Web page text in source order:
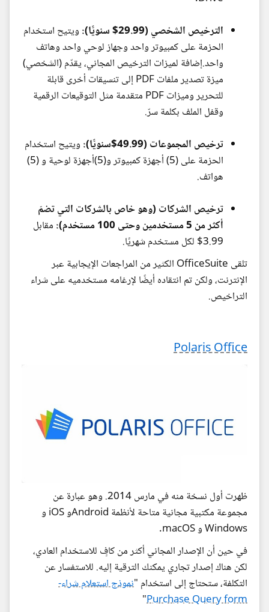
الترخيص الشخصي (29.99$ سنويًّا):
ويتيح استخدام
الحزمة على كمبيوتر واحد وجهاز لوحي واحد وهاتف
واحد.إضافة لميزات الترخيص المجاني، يقدّم (الشخصي)
ميزة تصدير ملفات PDF إلى تنسيقات أخرى قابلة
للتحرير وميزات PDF متقدمة مثل التوقيعات الرقمية
وقفل الملف بكلمة سرّ.
ترخيص المجموعات (49.99$سنويًّا):
ويتيح استخدام
الحزمة على (5) أجهزة كمبيوتر و(5)أجهزة لوحية و (5)
هواتف.
ترخيص الشركات (وهو خاص بالشركات التي تضمّ
أكثر من 5 مستخدمين وحتى 100 مستخدم):
مقابل
3.99$ لكل مستخدم شهريًا.
تلقى OfficeSuite الكثير من المراجعات الإيجابية عبر
الإنترنت، ولكن تم انتقاده أيضًا لإرغامه مستخدميه على شراء
التراخيص.
Polaris Office
ظهرت أول نسخة منه في مارس 2014. وهو عبارة عن
مجموعة مكتبية مجانية متاحة لأنظمة Androidو iOS و
Windows و macOS.
في حين أن الإصدار المجاني أكثر من كافٍ للاستخدام العادي،
لكن هناك إصدار تجاري يمكنك الترقية إليه. للاستفسار عن
التكلفة، ستحتاج إلى استخدام "نموذج استعلام شراء-
Purchase Query form
"